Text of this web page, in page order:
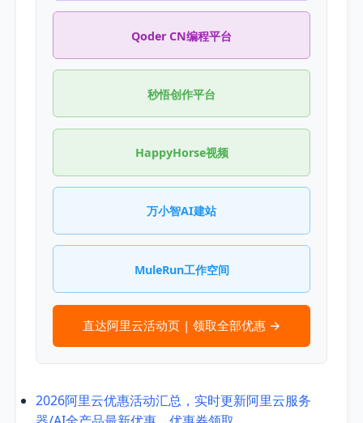
Qoder CN编程平台
秒悟创作平台
HappyHorse视频
万小智AI建站
MuleRun工作空间
直达阿里云活动页 | 领取全部优惠 →
2026阿里云优惠活动汇总，实时更新阿里云服务